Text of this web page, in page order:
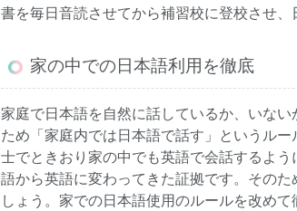
書を毎日音読させてから補習校に登校させ
家の中での日本語利用を徹底
家庭で日本語を自然に話しているか、いな
ため「家庭内では日本語で話す」というル
士でときおり家の中でも英語で会話するよ
語から英語に変わってきた証拠です。その
しょう。家での日本語使用のルールを改め